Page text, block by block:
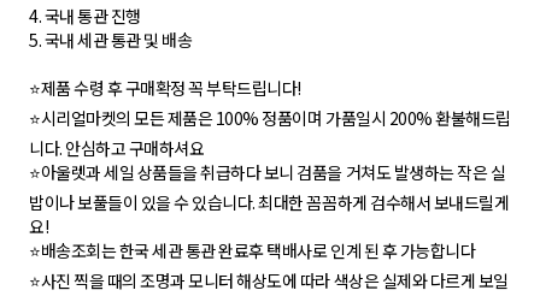
4. 국내 통관 진행
5. 국내 세관 통관 및 배송
⭐️제품 수령 후 구매확정 꼭 부탁드립니다!
⭐️시리얼마켓의 모든 제품은 100% 정품이며 가품일시 200% 환불해드립
니다. 안심하고 구매하셔요
⭐️아울렛과 세일 상품들을 취급하다 보니 검품을 거쳐도 발생하는 작은 실
밥이나 보풀들이 있을 수 있습니다. 최대한 꼼꼼하게 검수해서 보내드릴게
요!
⭐️배송조회는 한국 세관 통관 완료후 택배사로 인계 된 후 가능합니다
⭐️사진 찍을 때의 조명과 모니터 해상도에 따라 색상은 실제와 다르게 보일